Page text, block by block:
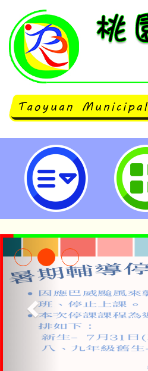
neilrpjhstyc網站
公告本校